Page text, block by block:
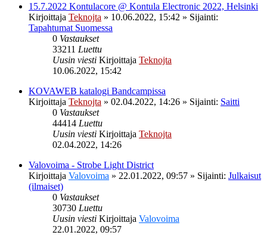
15.7.2022 Kontulacore @ Kontula Electronic 2022, Helsinki
Kirjoittaja Teknojta » 10.06.2022, 15:42 » Sijainti:
Tapahtumat Suomessa
0 Vastaukset
33211 Luettu
Uusin viesti Kirjoittaja Teknojta
10.06.2022, 15:42
KOVAWEB katalogi Bandcampissa
Kirjoittaja Teknojta » 02.04.2022, 14:26 » Sijainti: Saitti
0 Vastaukset
44414 Luettu
Uusin viesti Kirjoittaja Teknojta
02.04.2022, 14:26
Valovoima - Strobe Light District
Kirjoittaja Valovoima » 22.01.2022, 09:57 » Sijainti: Julkaisut
(ilmaiset)
0 Vastaukset
30730 Luettu
Uusin viesti Kirjoittaja Valovoima
22.01.2022, 09:57